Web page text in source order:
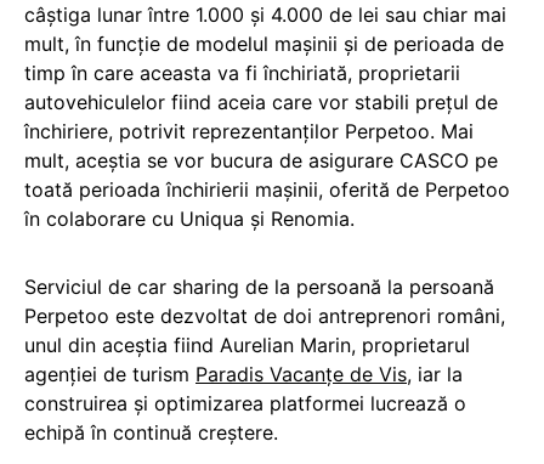
câștiga lunar între 1.000 și 4.000 de lei sau chiar mai
mult, în funcție de modelul mașinii și de perioada de
timp în care aceasta va fi închiriată, proprietarii
autovehiculelor fiind aceia care vor stabili prețul de
închiriere, potrivit reprezentanților Perpetoo. Mai
mult, aceștia se vor bucura de asigurare CASCO pe
toată perioada închirierii mașinii, oferită de Perpetoo
în colaborare cu Uniqua și Renomia.
Serviciul de car sharing de la persoană la persoană
Perpetoo este dezvoltat de doi antreprenori români,
unul din aceștia fiind Aurelian Marin, proprietarul
agenției de turism Paradis Vacanțe de Vis, iar la
construirea și optimizarea platformei lucrează o
echipă în continuă creștere.